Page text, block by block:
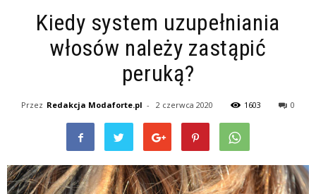
Kiedy system uzupełniania
włosów należy zastąpić
peruką?
Przez Redakcja Modaforte.pl - 2 czerwca 2020 1603 0